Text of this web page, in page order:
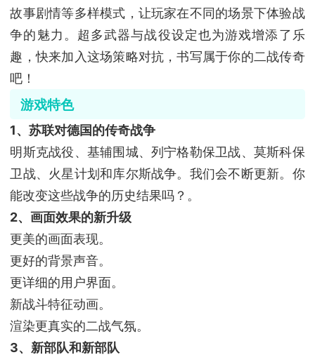
故事剧情等多样模式，让玩家在不同的场景下体验战
争的魅力。超多武器与战役设定也为游戏增添了乐
趣，快来加入这场策略对抗，书写属于你的二战传奇
吧！
游戏特色
1、苏联对德国的传奇战争
明斯克战役、基辅围城、列宁格勒保卫战、莫斯科保
卫战、火星计划和库尔斯战争。我们会不断更新。你
能改变这些战争的历史结果吗？。
2、画面效果的新升级
更美的画面表现。
更好的背景声音。
更详细的用户界面。
新战斗特征动画。
渲染更真实的二战气氛。
3、新部队和新部队